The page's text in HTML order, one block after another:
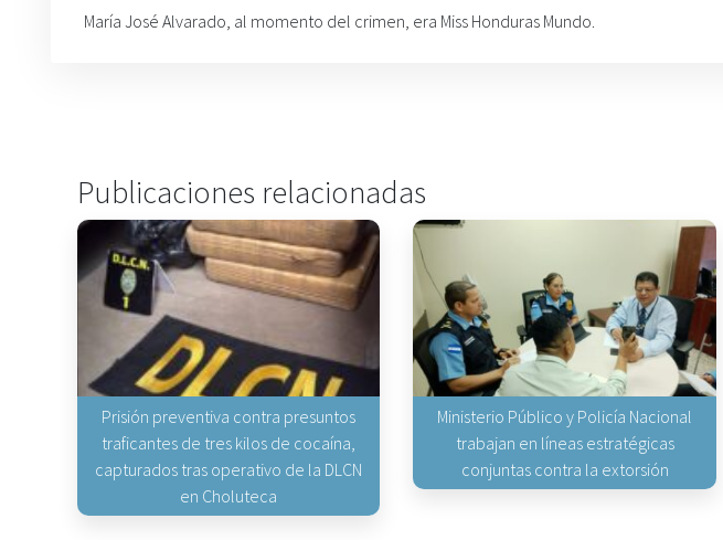
María José Alvarado, al momento del crimen, era Miss Honduras Mundo.
Publicaciones relacionadas
Prisión preventiva contra presuntos
traficantes de tres kilos de cocaína,
capturados tras operativo de la DLCN
en Choluteca
Ministerio Público y Policía Nacional
trabajan en líneas estratégicas
conjuntas contra la extorsión